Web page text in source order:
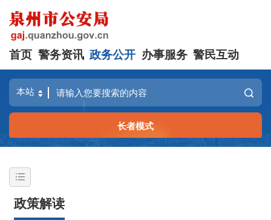
首页 警务资讯 政务公开 办事服务 警民互动
长者模式
政策解读